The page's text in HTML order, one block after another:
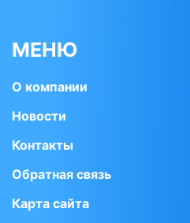
МЕНЮ
О компании
Новости
Контакты
Обратная связь
Карта сайта